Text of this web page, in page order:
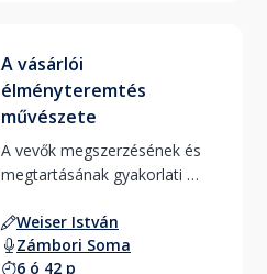
A vásárlói
élményteremtés
művészete
A vevők megszerzésének és
megtartásának gyakorlati
Weiser István
Zámbori Soma
6 ó 42 p